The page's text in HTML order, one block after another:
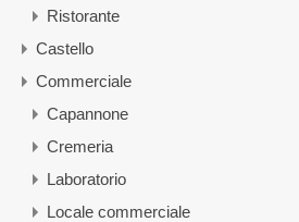
Ristorante
Castello
Commerciale
Capannone
Cremeria
Laboratorio
Locale commerciale